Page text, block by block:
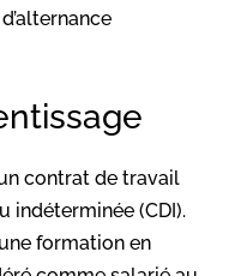
contrat de travail
indéterminée (CDI).
formation en